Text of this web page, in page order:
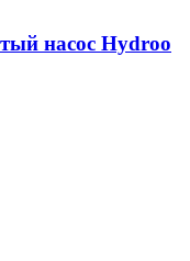
насос Hydroo